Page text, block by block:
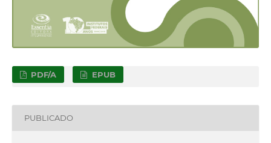
PDF/A EPUB
PUBLICADO